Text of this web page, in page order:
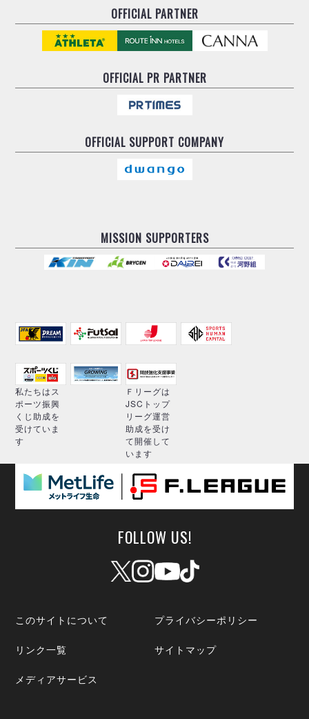
OFFICIAL PARTNER
OFFICIALPR PARTNER
OFFICIAL SUPPORT COMPANY
MISSION SUPPORTERS
私たちはス
ポーツ振興
くじ助成を
受けていま
す
Ｆリーグは
JSCトップ
リーグ運営
助成を受け
て開催して
います
FOLLOW US!
このサイトについて プライバシーポリシー
リンク一覧 サイトマップ
メディアサービス